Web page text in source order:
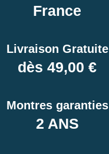
France
Livraison Gratuite
dès 49,00 €
Montres garanties
2 ANS